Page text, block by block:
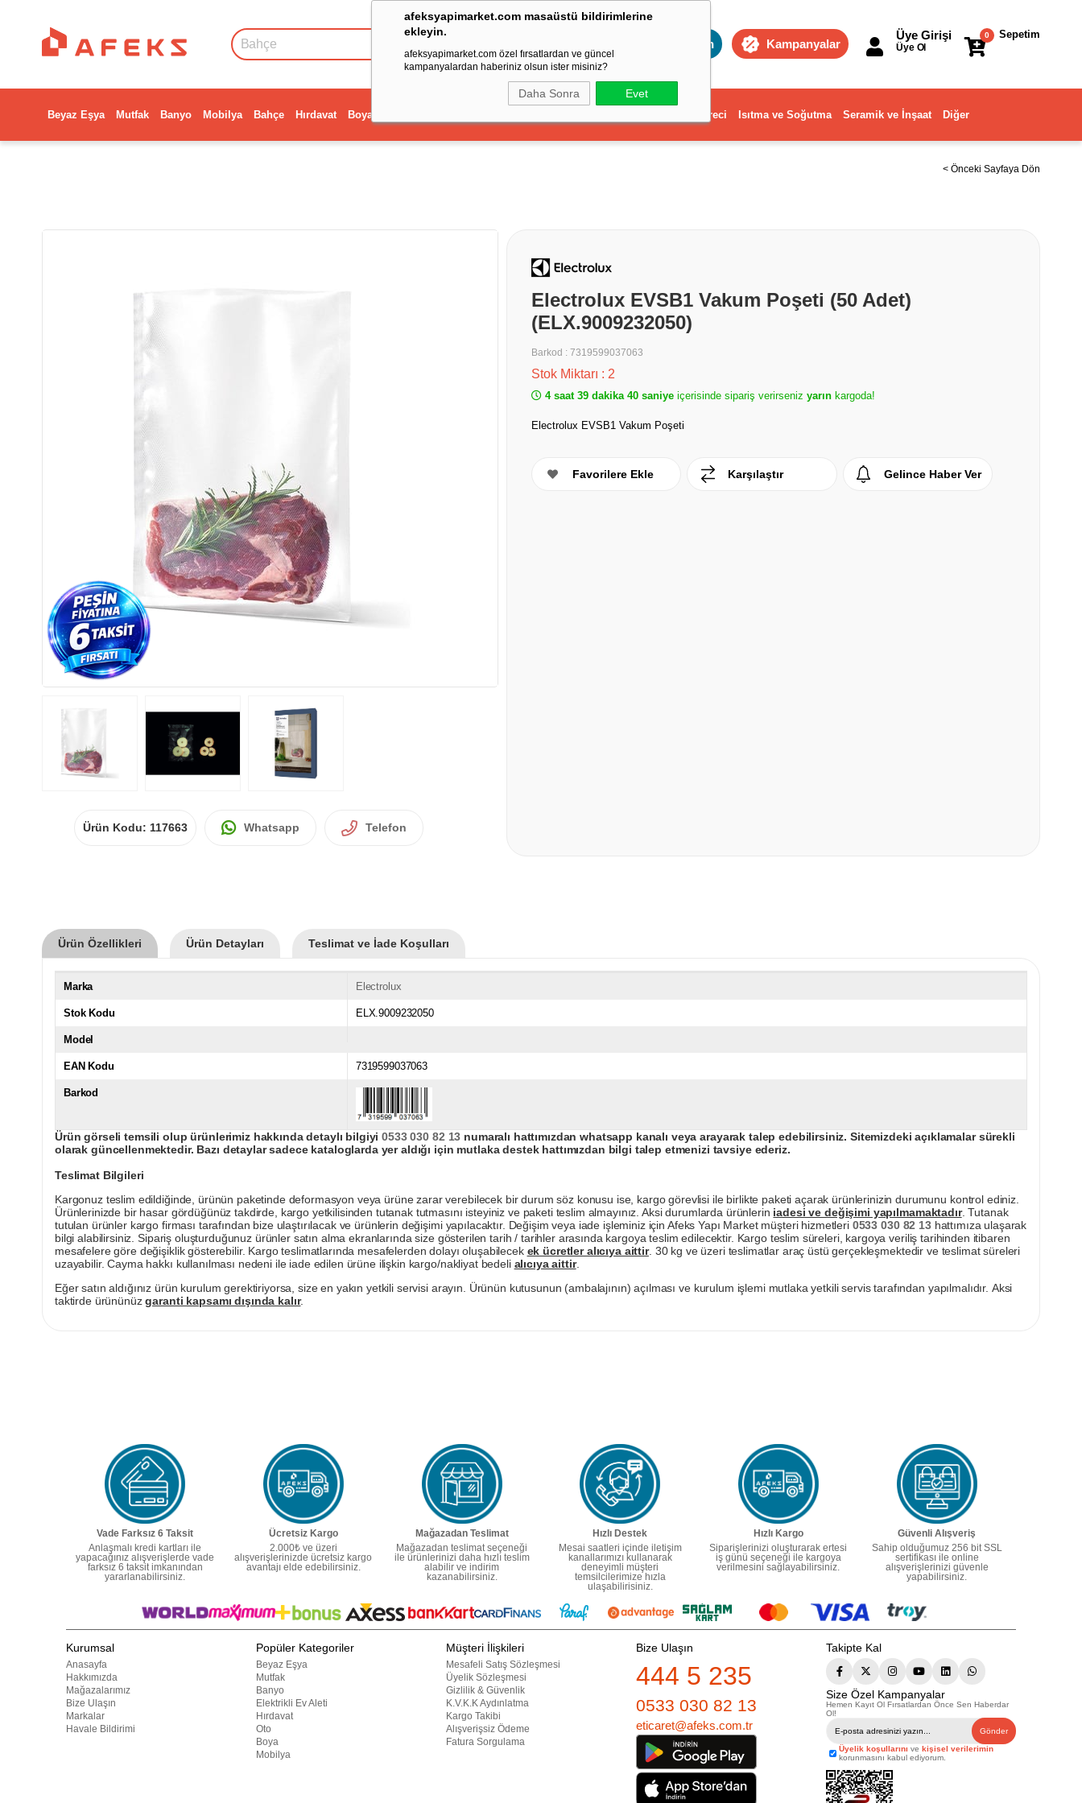
afeksyapimarket.com masaüstü bildirimlerine
ekleyin.
afeksyapimarket.com özel fırsatlardan ve güncel
kampanyalardan haberiniz olsun ister misiniz?
Daha Sonra Evet
Toptan Kampanyalar
Sepetim
0
Üye Girişi
Üye Ol
Beyaz Eşya Mutfak Banyo Mobilya Bahçe Hırdavat Boya Dekorasyon ve Ev Gereci Isıtma ve Soğutma Seramik ve İnşaat Diğer
< Önceki Sayfaya Dön
Ürün Kodu: 117663 Whatsapp Telefon
Electrolux EVSB1 Vakum Poşeti (50 Adet)
(ELX.9009232050)
Barkod : 7319599037063
Stok Miktarı : 2
4 saat 39 dakika 40 saniye içerisinde sipariş verirseniz yarın kargoda!
Electrolux EVSB1 Vakum Poşeti
Favorilere Ekle Karşılaştır Gelince Haber Ver
Ürün Özellikleri Ürün Detayları Teslimat ve İade Koşulları
Marka Electrolux
Stok Kodu ELX.9009232050
Model
EAN Kodu 7319599037063
Barkod
Ürün görseli temsili olup ürünlerimiz hakkında detaylı bilgiyi0533 030 82 13 numaralı hattımızdan whatsapp kanalı veya arayarak talep edebilirsiniz. Sitemizdeki açıklamalar sürekli
olarak güncellenmektedir. Bazı detaylar sadece kataloglarda yer aldığı için mutlaka destek hattımızdan bilgi talep etmenizi tavsiye ederiz.
Teslimat Bilgileri
Kargonuz teslim edildiğinde, ürünün paketinde deformasyon veya ürüne zarar verebilecek bir durum söz konusu ise, kargo görevlisi ile birlikte paketi açarak ürünlerinizin durumunu kontrol ediniz.
Ürünlerinizde bir hasar gördüğünüz takdirde, kargo yetkilisinden tutanak tutmasını isteyiniz ve paketi teslim almayınız. Aksi durumlarda ürünlerin iadesi ve değişimi yapılmamaktadır. Tutanak
tutulan ürünler kargo firması tarafından bize ulaştırılacak ve ürünlerin değişimi yapılacaktır. Değişim veya iade işleminiz için Afeks Yapı Market müşteri hizmetleri 0533 030 82 13hattımıza ulaşarak
bilgi alabilirsiniz. Sipariş oluşturduğunuz ürünler satın alma ekranlarında size gösterilen tarih / tarihler arasında kargoya teslim edilecektir. Kargo teslim süreleri, kargoya veriliş tarihinden itibaren
mesafelere göre değişiklik gösterebilir. Kargo teslimatlarında mesafelerden dolayı oluşabilecek ek ücretler alıcıya aittir. 30 kg ve üzeri teslimatlar araç üstü gerçekleşmektedir ve teslimat süreleri
uzayabilir. Cayma hakkı kullanılması nedeni ile iade edilen ürüne ilişkin kargo/nakliyat bedeli alıcıya aittir.
Eğer satın aldığınız ürün kurulum gerektiriyorsa, size en yakın yetkili servisi arayın. Ürünün kutusunun (ambalajının) açılması ve kurulum işlemi mutlaka yetkili servis tarafından yapılmalıdır. Aksi
taktirde ürününüzgaranti kapsamı dışında kalır.
Vade Farksız 6 Taksit
Anlaşmalı kredi kartları ile
yapacağınız alışverişlerde vade
farksız 6 taksit imkanından
yararlanabilirsiniz.
Ücretsiz Kargo
2.000₺ ve üzeri
alışverişlerinizde ücretsiz kargo
avantajı elde edebilirsiniz.
Mağazadan Teslimat
Mağazadan teslimat seçeneği
ile ürünlerinizi daha hızlı teslim
alabilir ve indirim
kazanabilirsiniz.
Hızlı Destek
Mesai saatleri içinde iletişim
kanallarımızı kullanarak
deneyimli müşteri
temsilcilerimize hızla
ulaşabilirisiniz.
Hızlı Kargo
Siparişlerinizi oluşturarak ertesi
iş günü seçeneği ile kargoya
verilmesini sağlayabilirsiniz.
Güvenli Alışveriş
Sahip olduğumuz 256 bit SSL
sertifikası ile online
alışverişlerinizi güvenle
yapabilirsiniz.
Kurumsal
Anasayfa
Hakkımızda
Mağazalarımız
Bize Ulaşın
Markalar
Havale Bildirimi
Popüler Kategoriler
Beyaz Eşya
Mutfak
Banyo
Elektrikli Ev Aleti
Hırdavat
Oto
Boya
Mobilya
Müşteri İlişkileri
Mesafeli Satış Sözleşmesi
Üyelik Sözleşmesi
Gizlilik & Güvenlik
K.V.K.K Aydınlatma
Kargo Takibi
Alışverişsiz Ödeme
Fatura Sorgulama
Bize Ulaşın
444 5 235
0533 030 82 13
eticaret@afeks.com.tr
Takipte Kal
Size Özel Kampanyalar
Hemen Kayıt Ol Fırsatlardan Önce Sen Haberdar
Ol!
Gönder
Üyelik koşullarını ve kişisel verilerimin
korunmasını kabul ediyorum.